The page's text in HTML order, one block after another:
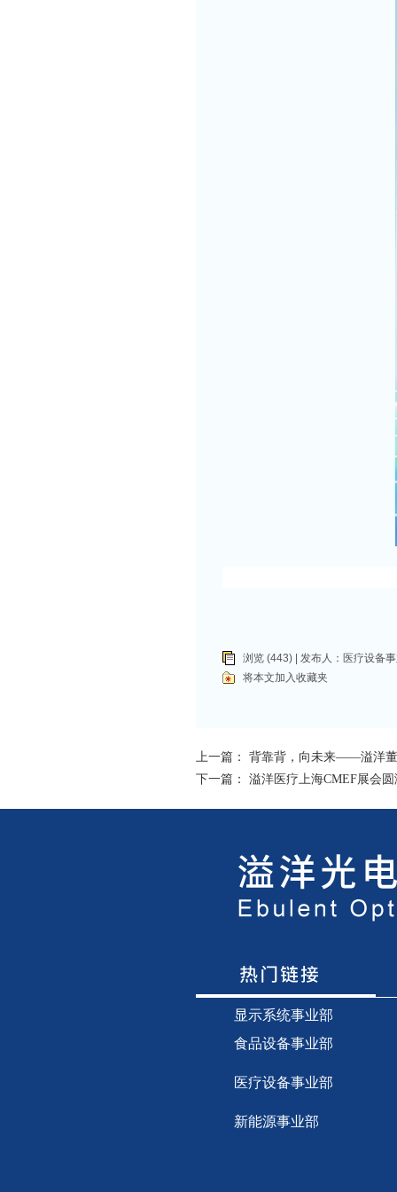
浏览 (443) | 发布人： 医疗设备
将本文加入收藏夹
上一篇： 背靠背，向未来——溢洋董
下一篇： 溢洋医疗上海CMEF展会
显示系统事业部
食品设备事业部
医疗设备事业部
新能源事业部